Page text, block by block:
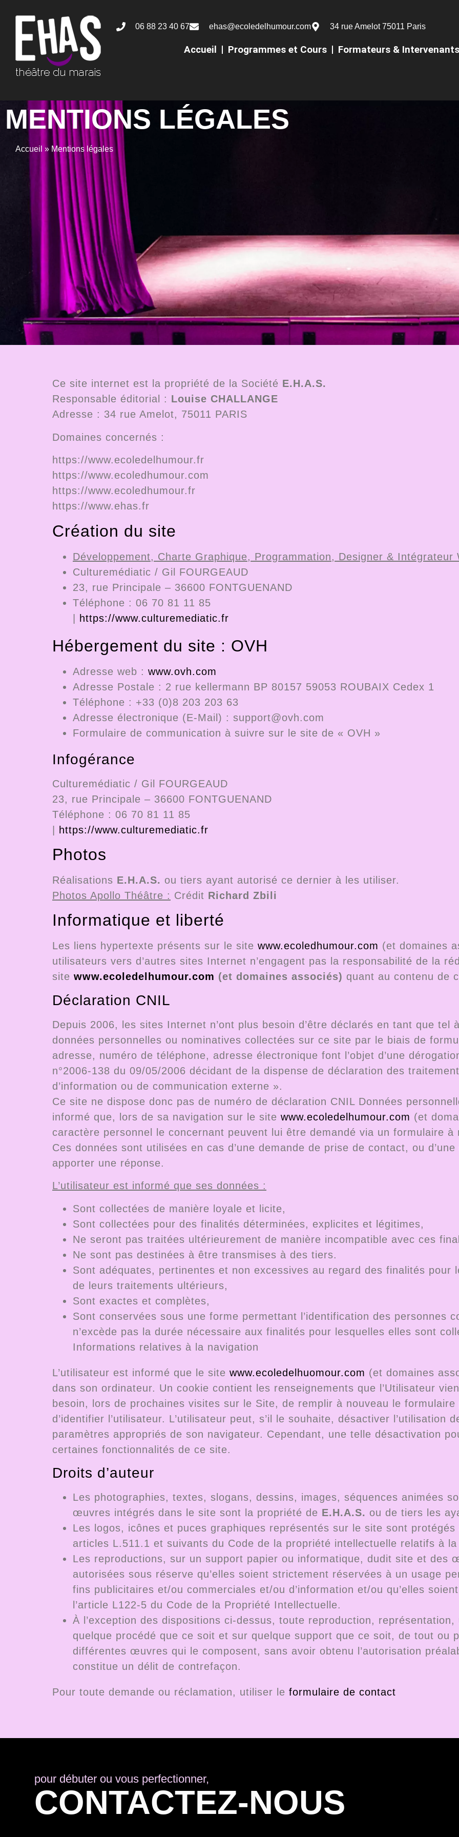
06 88 23 40 67 ehas@ecoledelhumour.com 34 rue Amelot 75011 Paris
Accueil Programmes et Cours Formateurs & Intervenants
MENTIONS LÉGALES
Accueil » Mentions légales
Ce site internet est la propriété de la Société E.H.A.S.
Responsable éditorial : Louise CHALLANGE
Adresse : 34 rue Amelot, 75011 PARIS
Domaines concernés :
https://www.ecoledelhumour.fr
https://www.ecoledhumour.com
https://www.ecoledhumour.fr
https://www.ehas.fr
Création du site
Développement, Charte Graphique, Programmation, Designer & Intégrateur
Culturemédiatic / Gil FOURGEAUD
23, rue Principale – 36600 FONTGUENAND
Téléphone : 06 70 81 11 85
| https://www.culturemediatic.fr
Hébergement du site : OVH
Adresse web : www.ovh.com
Adresse Postale : 2 rue kellermann BP 80157 59053 ROUBAIX Cedex 1
Téléphone : +33 (0)8 203 203 63
Adresse électronique (E-Mail) : support@ovh.com
Formulaire de communication à suivre sur le site de « OVH »
Infogérance
Culturemédiatic / Gil FOURGEAUD
23, rue Principale – 36600 FONTGUENAND
Téléphone : 06 70 81 11 85
| https://www.culturemediatic.fr
Photos
Réalisations E.H.A.S. ou tiers ayant autorisé ce dernier à les utiliser.
Photos Apollo Théâtre : Crédit Richard Zbili
Informatique et liberté
Les liens hypertexte présents sur le site www.ecoledhumour.com (et domaines
utilisateurs vers d’autres sites Internet n’engagent pas la responsabilité de la
site www.ecoledelhumour.com (et domaines associés) quant au contenu de
Déclaration CNIL
Depuis 2006, les sites Internet n’ont plus besoin d’être déclarés en tant que tel
données personnelles ou nominatives collectées sur ce site par le biais de
adresse, numéro de téléphone, adresse électronique font l’objet d’une
n°2006-138 du 09/05/2006 décidant de la dispense de déclaration des
d’information ou de communication externe ».
Ce site ne dispose donc pas de numéro de déclaration CNIL Données
informé que, lors de sa navigation sur le site www.ecoledelhumour.com (et
caractère personnel le concernant peuvent lui être demandé via un formulaire à
Ces données sont utilisées en cas d’une demande de prise de contact, ou
apporter une réponse.
L’utilisateur est informé que ses données :
Sont collectées de manière loyale et licite,
Sont collectées pour des finalités déterminées, explicites et légitimes,
Ne seront pas traitées ultérieurement de manière incompatible avec ces
Ne sont pas destinées à être transmises à des tiers.
Sont adéquates, pertinentes et non excessives au regard des finalités pour
de leurs traitements ultérieurs,
Sont exactes et complètes,
Sont conservées sous une forme permettant l’identification des personnes
n’excède pas la durée nécessaire aux finalités pour lesquelles elles sont
Informations relatives à la navigation
L’utilisateur est informé que le site www.ecoledelhuomour.com (et domaines
dans son ordinateur. Un cookie contient les renseignements que l’Utilisateur
besoin, lors de prochaines visites sur le Site, de remplir à nouveau le
d’identifier l’utilisateur. L’utilisateur peut, s’il le souhaite, désactiver l’utilisation
paramètres appropriés de son navigateur. Cependant, une telle désactivation
certaines fonctionnalités de ce site.
Droits d’auteur
Les photographies, textes, slogans, dessins, images, séquences animées
œuvres intégrés dans le site sont la propriété de E.H.A.S. ou de tiers les
Les logos, icônes et puces graphiques représentés sur le site sont
articles L.511.1 et suivants du Code de la propriété intellectuelle relatifs à
Les reproductions, sur un support papier ou informatique, dudit site et des
autorisées sous réserve qu’elles soient strictement réservées à un usage
fins publicitaires et/ou commerciales et/ou d’information et/ou qu’elles
l’article L122-5 du Code de la Propriété Intellectuelle.
À l’exception des dispositions ci-dessus, toute reproduction,
quelque procédé que ce soit et sur quelque support que ce soit, de tout ou
différentes œuvres qui le composent, sans avoir obtenu l’autorisation
constitue un délit de contrefaçon.
Pour toute demande ou réclamation, utiliser le formulaire de contact
pour débuter ou vous perfectionner,
CONTACTEZ-NOUS